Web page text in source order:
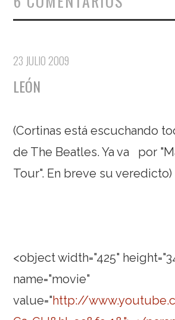
23 JULIO 2009
LEÓN
(Cortinas está escuchando
de The Beatles. Ya va por
Tour". En breve su veredicto)
<object width="425"
name="movie"
value="http://